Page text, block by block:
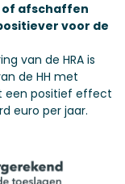
of afschaffen
voor de
van de HRA is
de HH met
een positief effect
euro per jaar.